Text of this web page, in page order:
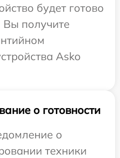
будет готово
Вы получите
Asko
о готовности
о
техники